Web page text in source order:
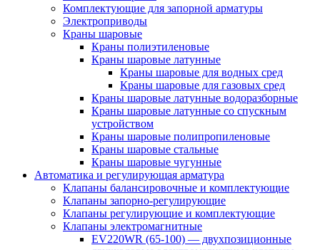
Комплектующие для запорной арматуры
Электроприводы
Краны шаровые
Краны полиэтиленовые
Краны шаровые латунные
Краны шаровые для водных сред
Краны шаровые для газовых сред
Краны шаровые латунные водоразборные
Краны шаровые латунные со спускным
устройством
Краны шаровые полипропиленовые
Краны шаровые стальные
Краны шаровые чугунные
Автоматика и регулирующая арматура
Клапаны балансировочные и комплектующие
Клапаны запорно-регулирующие
Клапаны регулирующие и комплектующие
Клапаны электромагнитные
EV220WR (65-100) — двухпозиционные